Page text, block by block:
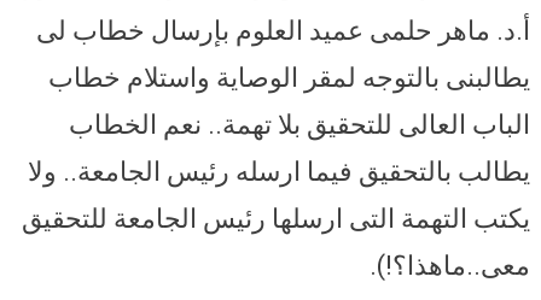
أ.د. ماهر حلمى عميد العلوم بإرسال خطاب لى
يطالبنى بالتوجه لمقر الوصاية واستلام خطاب
الباب العالى للتحقيق بلا تهمة.. نعم الخطاب
يطالب بالتحقيق فيما ارسله رئيس الجامعة.. ولا
يكتب التهمة التى ارسلها رئيس الجامعة للتحقيق
معى..ماهذا؟!).